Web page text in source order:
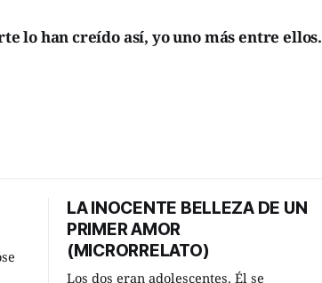
lo han creído así, yo uno más entre ellos.
LA INOCENTE BELLEZA DE UN
PRIMER AMOR
(MICRORRELATO)
Los dos eran adolescentes. Él se